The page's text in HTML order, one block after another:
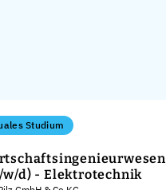
Studium
w/d) - Elektrotechnik